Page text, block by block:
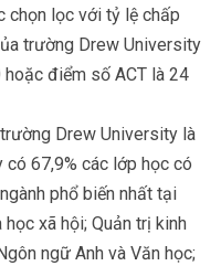
chọn lọc với tỷ lệ chấp
trường Drew University
điểm số ACT là 24
Drew University là
67,9% các lớp học có
phổ biến nhất tại
xã hội; Quản trị kinh
ngữ Anh và Văn học;